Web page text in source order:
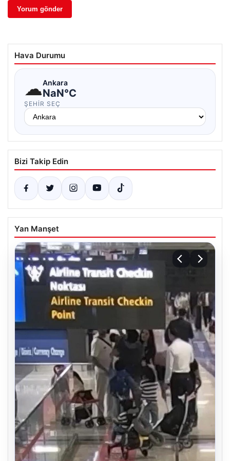
Hava Durumu
☁Ankara
NaN°C
ŞEHIR SEÇ
Bizi Takip Edin
Yan Manşet